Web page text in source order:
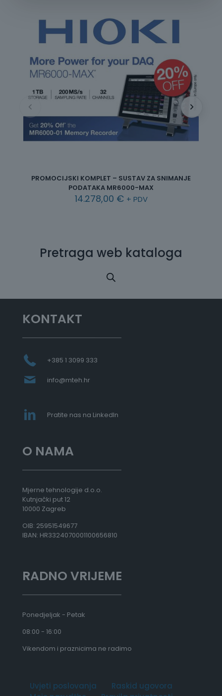
PROMOCIJSKI KOMPLET – SUSTAV ZA SNIMANJE
PODATAKA MR6000-MAX
14.278,00 € + PDV
Pretraga web kataloga
KONTAKT
+385 1 3099 333
info@mteh.hr
Pratite nas na LinkedIn
O NAMA
Mjerne tehnologije d.o.o.
Kutnjački put 12
10000 Zagreb
OIB: 25951549677
IBAN: HR3324070001100656810
RADNO VRIJEME
Ponedjeljak - Petak
08:00 - 16:00
Vikendom i praznicima ne radimo
Uvjeti poslovanja
Raskid ugovora